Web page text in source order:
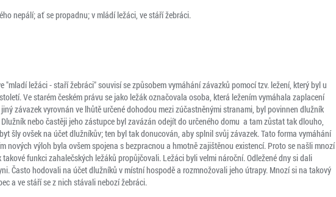
nepálí; ať se propadnu; v mládí ležáci, ve stáří žebráci.
"mladí ležáci - staří žebráci" souvisí se způsobem vymáhání závazků pomocí tzv. ležení, který byl u
Ve starém českém právu se jako ležák označovala osoba, která ležením vymáhala zaplacení
závazek vyrovnán ve lhůtě určené dohodou mezi zúčastněnými stranami, byl povinnen dlužník
nebo častěji jeho zástupce byl zavázán odejít do určeného domu a tam zůstat tak dlouho,
šly ovšek na účet dlužníkův; ten byl tak donucován, aby splnil svůj závazek. Tato forma vymáhání
nových výloh byla ovšem spojena s bezpracnou a hmotně zajištěnou existencí. Proto se našli mnozí
funkci zahalečských ležáků propůjčovali. Ležáci byli velmi nároční. Odležené dny si dali
Často hodovali na účet dlužníků v místní hospodě a rozmnožovali jeho útrapy. Mnozí si na takový
a ve stáří se z nich stávali nebozí žebráci.